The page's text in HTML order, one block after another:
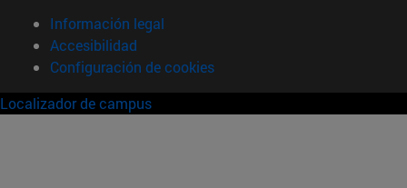
Información legal
Accesibilidad
Configuración de cookies
Localizador de campus